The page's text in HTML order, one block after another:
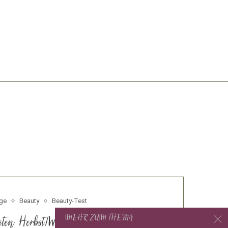
Beauty Beauty-Test
Herbst/Winter 2016 – Teint
MEHR ZUM THEMA